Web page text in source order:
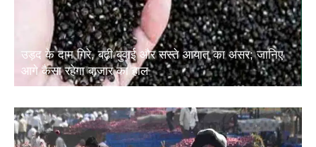
उड़द के दाम गिरे, बढ़ी बुवाई और सस्ते आयात का असर; जानिए
आगे कैसा रहेगा बाजार का हाल